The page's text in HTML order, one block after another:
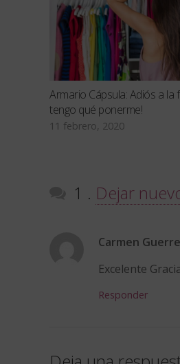
Armario Cápsula: Adiós a la
tengo qué ponerme!
11 febrero, 2020
1 comentario
. Dejar
Carmen
Excelente
Responder